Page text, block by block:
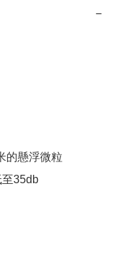
−
的懸浮微粒
35db